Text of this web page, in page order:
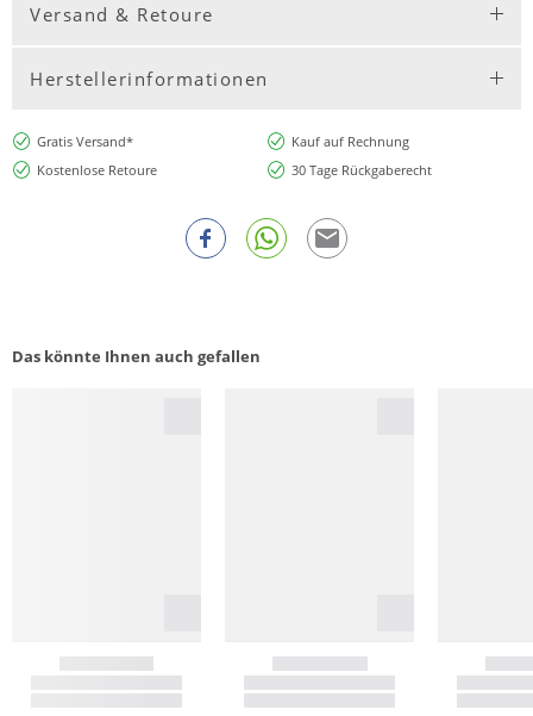
Versand & Retoure
Herstellerinformationen
Gratis Versand*
Kauf auf Rechnung
Kostenlose Retoure
30 Tage Rückgaberecht
Das könnte Ihnen auch gefallen